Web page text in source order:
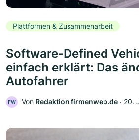
Plattformen & Zusammenarbeit
Software-Defined
einfach erklärt: Das
Autofahrer
FW Von Redaktion firmenweb.de ‧ 20.